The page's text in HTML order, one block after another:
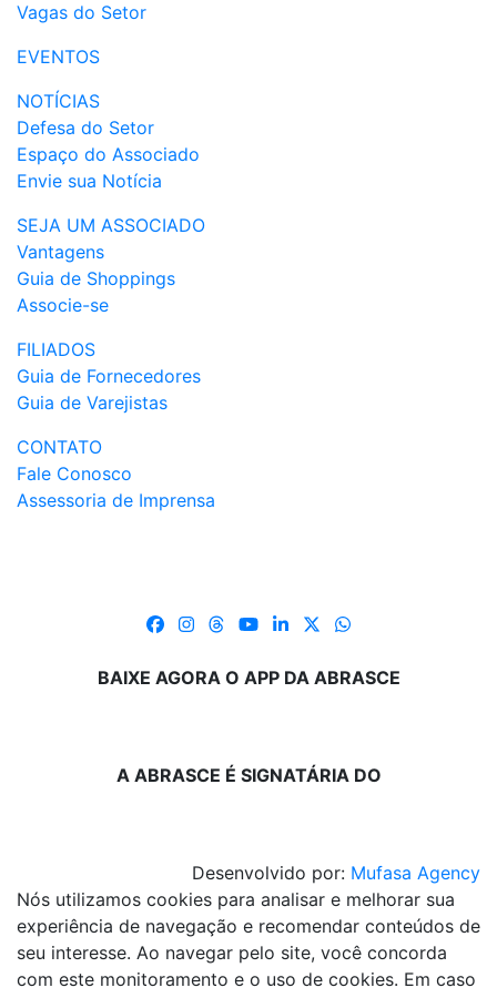
Vagas do Setor
EVENTOS
NOTÍCIAS
Defesa do Setor
Espaço do Associado
Envie sua Notícia
SEJA UM ASSOCIADO
Vantagens
Guia de Shoppings
Associe-se
FILIADOS
Guia de Fornecedores
Guia de Varejistas
CONTATO
Fale Conosco
Assessoria de Imprensa
BAIXE AGORA O APP DA ABRASCE
A ABRASCE É SIGNATÁRIA DO
Desenvolvido por: Mufasa Agency
Nós utilizamos cookies para analisar e melhorar sua
experiência de navegação e recomendar conteúdos de
seu interesse. Ao navegar pelo site, você concorda
com este monitoramento e o uso de cookies. Em caso